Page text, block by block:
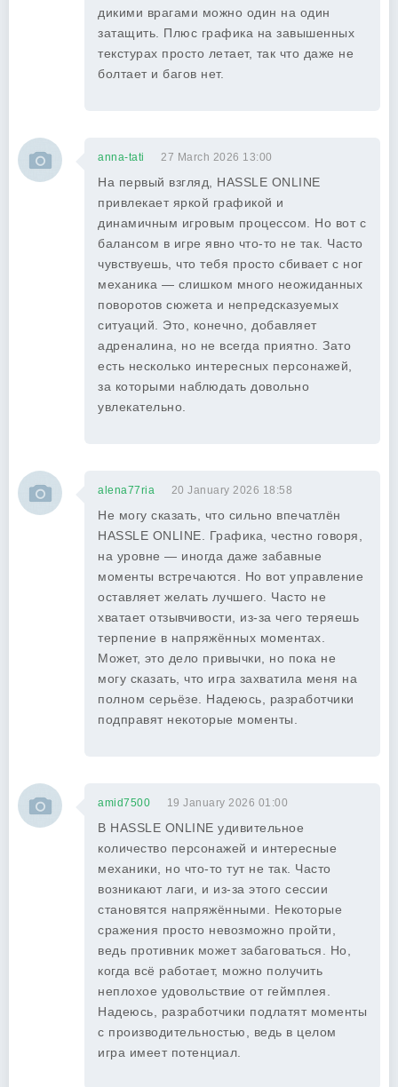
дикими врагами можно один на один
затащить. Плюс графика на завышенных
текстурах просто летает, так что даже не
болтает и багов нет.
anna-tati 27 March 2026 13:00
На первый взгляд, HASSLE ONLINE
привлекает яркой графикой и
динамичным игровым процессом. Но вот с
балансом в игре явно что-то не так. Часто
чувствуешь, что тебя просто сбивает с ног
механика — слишком много неожиданных
поворотов сюжета и непредсказуемых
ситуаций. Это, конечно, добавляет
адреналина, но не всегда приятно. Зато
есть несколько интересных персонажей,
за которыми наблюдать довольно
увлекательно.
alena77ria 20 January 2026 18:58
Не могу сказать, что сильно впечатлён
HASSLE ONLINE. Графика, честно говоря,
на уровне — иногда даже забавные
моменты встречаются. Но вот управление
оставляет желать лучшего. Часто не
хватает отзывчивости, из-за чего теряешь
терпение в напряжённых моментах.
Может, это дело привычки, но пока не
могу сказать, что игра захватила меня на
полном серьёзе. Надеюсь, разработчики
подправят некоторые моменты.
amid7500 19 January 2026 01:00
В HASSLE ONLINE удивительное
количество персонажей и интересные
механики, но что-то тут не так. Часто
возникают лаги, и из-за этого сессии
становятся напряжёнными. Некоторые
сражения просто невозможно пройти,
ведь противник может забаговаться. Но,
когда всё работает, можно получить
неплохое удовольствие от геймплея.
Надеюсь, разработчики подлатят моменты
с производительностью, ведь в целом
игра имеет потенциал.